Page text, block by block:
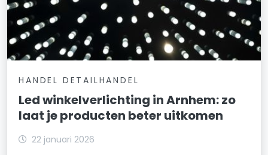
HANDEL DETAILHANDEL
Led winkelverlichting in Arnhem: zo
laat je producten beter uitkomen
22 januari 2026